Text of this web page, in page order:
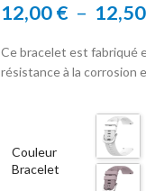
12,00€ – 12,50
Ce bracelet est fabriqué
résistance à la corrosion
Couleur
Bracelet